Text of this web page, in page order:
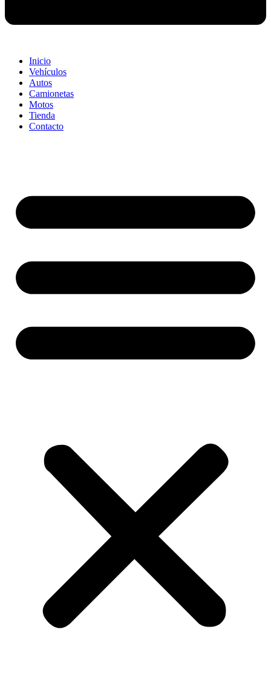
Inicio
Vehículos
Autos
Camionetas
Motos
Tienda
Contacto